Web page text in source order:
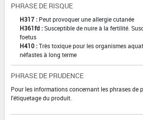
PHRASE DE RISQUE
H317 : Peut provoquer une allergie cutanée
H361fd :Susceptible de nuire à la fertilité.
foetus
H410 :Très toxique pour les organismes
néfastes à long terme
PHRASE DE PRUDENCE
Pour les informations concernant les phrases de
l'étiquetage du produit.